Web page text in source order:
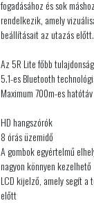
fogadásához és sok
rendelkezik, amely
beállításait az utazás előtt.
Az 5R Lite főbb
5.1-es Bluetooth
Maximum 700m-es hatótáv
HD hangszórók
8 órás üzemidő
A gombok egyértelmű
nagyon könnyen kezelhető
LCD kijelző, amely segít
előtt